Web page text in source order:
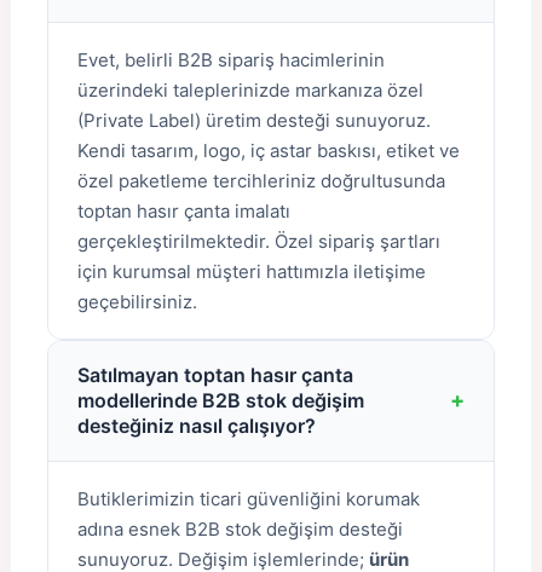
Evet, belirli B2B sipariş hacimlerinin
üzerindeki taleplerinizde markanıza özel
(Private Label) üretim desteği sunuyoruz.
Kendi tasarım, logo, iç astar baskısı, etiket ve
özel paketleme tercihleriniz doğrultusunda
toptan hasır çanta imalatı
gerçekleştirilmektedir. Özel sipariş şartları
için kurumsal müşteri hattımızla iletişime
geçebilirsiniz.
Satılmayan toptan hasır çanta
modellerinde B2B stok değişim
desteğiniz nasıl çalışıyor?
+
Butiklerimizin ticari güvenliğini korumak
adına esnek B2B stok değişim desteği
sunuyoruz. Değişim işlemlerinde; ürün